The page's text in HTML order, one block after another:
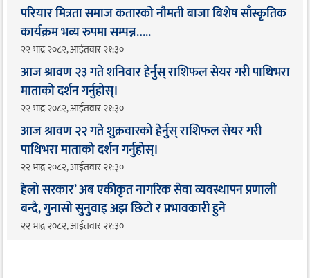
परियार मित्रता समाज कतारको नौमती बाजा बिशेष साँस्कृतिक
कार्यक्रम भव्य रुपमा सम्पन्न…..
२२ भाद्र २०८२, आईतवार २१:३०
आज श्रावण २३ गते शनिवार हेर्नुस् राशिफल सेयर गरी पाथिभरा
माताको दर्शन गर्नुहोस्।
२२ भाद्र २०८२, आईतवार २१:३०
आज श्रावण २२ गते शुक्रवारको हेर्नुस् राशिफल सेयर गरी
पाथिभरा माताको दर्शन गर्नुहोस्।
२२ भाद्र २०८२, आईतवार २१:३०
हेलो सरकार’ अब एकीकृत नागरिक सेवा व्यवस्थापन प्रणाली
बन्दै, गुनासो सुनुवाइ अझ छिटो र प्रभावकारी हुने
२२ भाद्र २०८२, आईतवार २१:३०